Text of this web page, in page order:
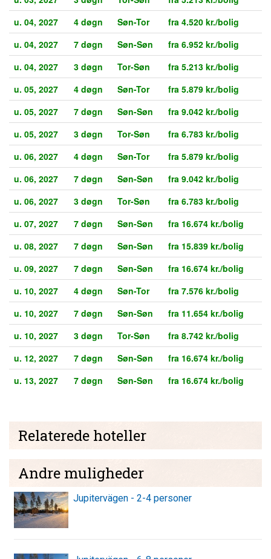
u. 04, 2027
4 døgn Søn-Tor
fra 4.520 kr./bolig
u. 04, 2027
7 døgn Søn-Søn
fra 6.952 kr./bolig
u. 04, 2027
3 døgn Tor-Søn
fra 5.213 kr./bolig
u. 05, 2027
4 døgn Søn-Tor
fra 5.879 kr./bolig
u. 05, 2027
7 døgn Søn-Søn
fra 9.042 kr./bolig
u. 05, 2027
3 døgn Tor-Søn
fra 6.783 kr./bolig
u. 06, 2027
4 døgn Søn-Tor
fra 5.879 kr./bolig
u. 06, 2027
7 døgn Søn-Søn
fra 9.042 kr./bolig
u. 06, 2027
3 døgn Tor-Søn
fra 6.783 kr./bolig
u. 07, 2027
7 døgn Søn-Søn
fra 16.674 kr./bolig
u. 08, 2027
7 døgn Søn-Søn
fra 15.839 kr./bolig
u. 09, 2027
7 døgn Søn-Søn
fra 16.674 kr./bolig
u. 10, 2027
4 døgn Søn-Tor
fra 7.576 kr./bolig
u. 10, 2027
7 døgn Søn-Søn
fra 11.654 kr./bolig
u. 10, 2027
3 døgn Tor-Søn
fra 8.742 kr./bolig
u. 12, 2027
7 døgn Søn-Søn
fra 16.674 kr./bolig
u. 13, 2027
7 døgn Søn-Søn fra 16.674 kr./bolig
Relaterede hoteller
Andre muligheder
Jupitervägen - 2-4 personer